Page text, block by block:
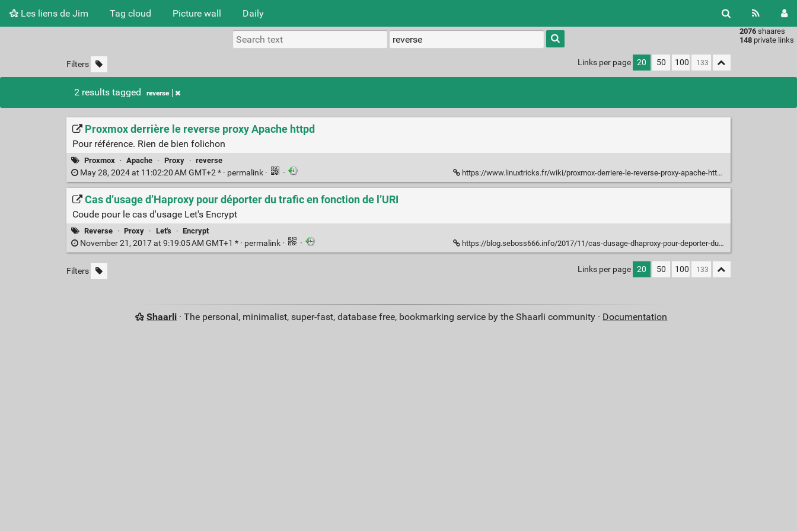
Les liens de Jim Tag cloud Picture wall Daily
2076 shaares
148 private links
Type 1 or
more
characters
results.
Filters Links per page 20 50 100
2 results tagged reverse
Proxmox derrière le reverse proxy Apache httpd
Pour référence. Rien de bien folichon
Proxmox · Apache · Proxy · reverse
May 28, 2024 at 11:02:20 AM GMT+2 * · permalink · · https://www.linuxtricks.fr/wiki/proxmox-derriere-le-reverse-proxy-apache-httpd
Cas d’usage d’Haproxy pour déporter du trafic en fonction de l’URI
Coude pour le cas d'usage Let's Encrypt
Reverse · Proxy · Let's · Encrypt
November 21, 2017 at 9:19:05 AM GMT+1 * · permalink · · https://blog.seboss666.info/2017/11/cas-dusage-dhaproxy-pour-deporter-du-trafic-en-fonction-de-luri/
Filters Links per page 20 50 100
Shaarli · The personal, minimalist, super-fast, database free, bookmarking service by the Shaarli community · Documentation